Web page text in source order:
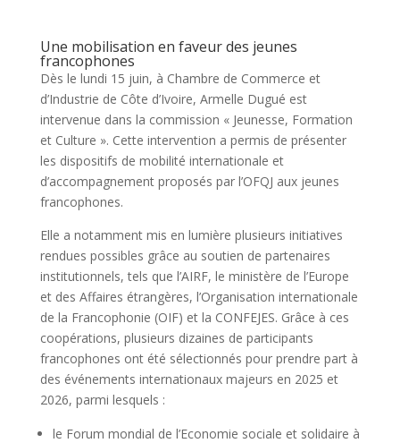
Une mobilisation en faveur des jeunes
francophones
Dès le lundi 15 juin, à Chambre de Commerce et
d’Industrie de Côte d’Ivoire, Armelle Dugué est
intervenue dans la commission « Jeunesse, Formation
et Culture ». Cette intervention a permis de présenter
les dispositifs de mobilité internationale et
d’accompagnement proposés par l’OFQJ aux jeunes
francophones.
Elle a notamment mis en lumière plusieurs initiatives
rendues possibles grâce au soutien de partenaires
institutionnels, tels que l’AIRF, le ministère de l’Europe
et des Affaires étrangères, l’Organisation internationale
de la Francophonie (OIF) et la CONFEJES. Grâce à ces
coopérations, plusieurs dizaines de participants
francophones ont été sélectionnés pour prendre part à
des événements internationaux majeurs en 2025 et
2026, parmi lesquels :
le Forum mondial de l’Economie sociale et solidaire à